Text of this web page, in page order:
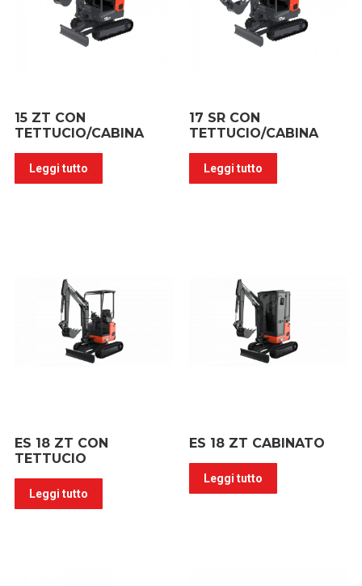
15 ZT CON
TETTUCIO/CABINA
Leggi tutto
17 SR CON
TETTUCIO/CABINA
Leggi tutto
ES 18 ZT CON
TETTUCIO
Leggi tutto
ES 18 ZT CABINATO
Leggi tutto